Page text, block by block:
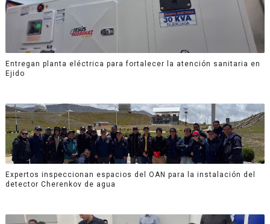
Entregan planta eléctrica para fortalecer la atención sanitaria en
Ejido
Expertos inspeccionan espacios del OAN para la instalación del
detector Cherenkov de agua